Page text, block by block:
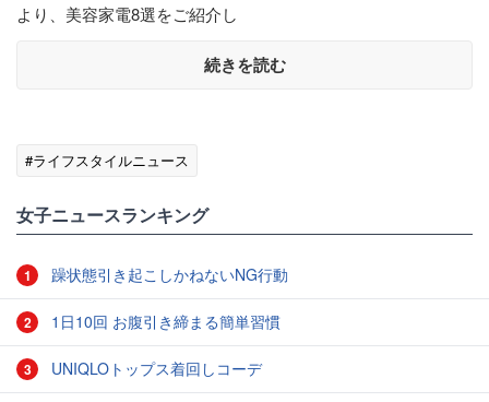
より、美容家電8選をご紹介し
続きを読む
#ライフスタイルニュース
女子ニュースランキング
1 躁状態引き起こしかねないNG行動
2 1日10回 お腹引き締まる簡単習慣
3 UNIQLOトップス着回しコーデ